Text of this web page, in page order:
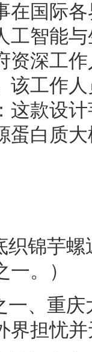
在国际
工智能
资深工
该工作
这款设
蛋白质
织锦芋
。）
一、重
界担忧